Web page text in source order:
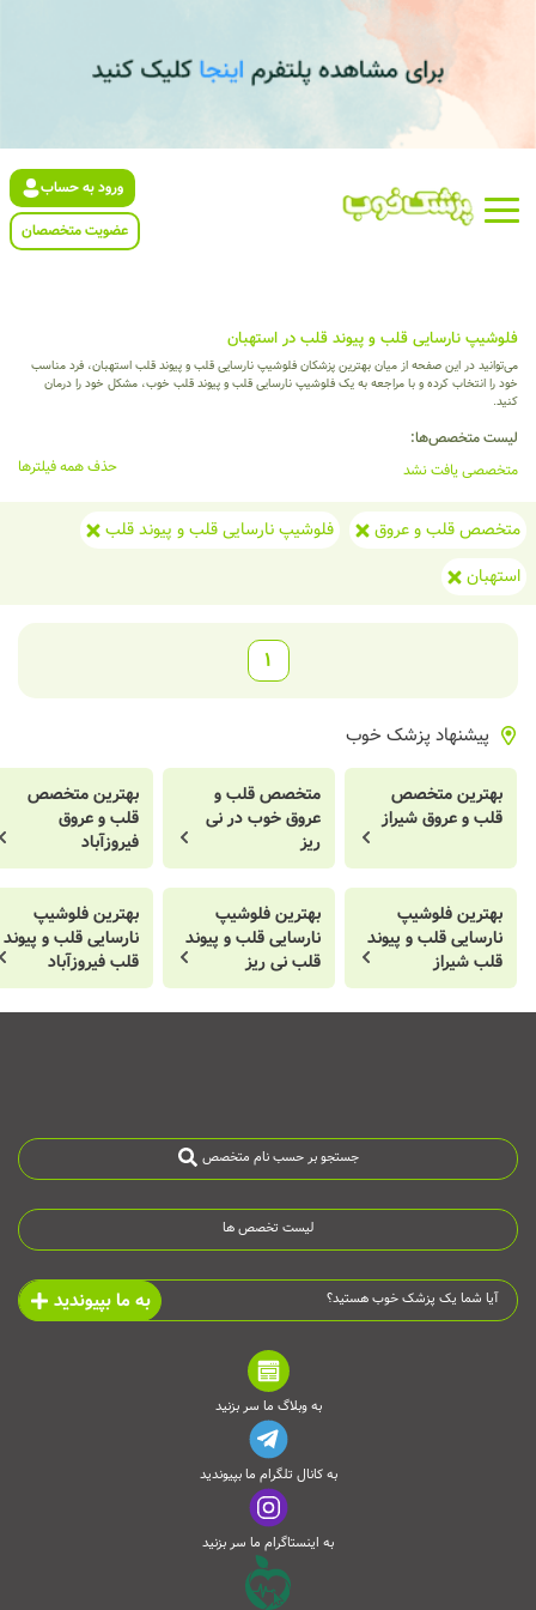
ورود به حساب
عضویت متخصصان
فلوشیپ نارسایی قلب و پیوند قلب در استهبان
می‌توانید در این صفحه از میان بهترین پزشکان فلوشیپ نارسایی قلب و پیوند قلب استهبان، فرد مناسب
خود را انتخاب کرده و با مراجعه به یک فلوشیپ نارسایی قلب و پیوند قلب خوب، مشکل خود را درمان
کنید.
لیست متخصص‌ها:
متخصصی یافت نشد
حذف همه فیلترها
متخصص قلب و عروق
فلوشیپ نارسایی قلب و پیوند قلب
استهبان
1
پیشنهاد پزشک خوب
بهترین متخصص
قلب و عروق شیراز
متخصص قلب و
عروق خوب در نی
ریز
بهترین متخصص
قلب و عروق
فیروزآباد
بهترین فلوشیپ
نارسایی قلب و پیوند
قلب شیراز
بهترین فلوشیپ
نارسایی قلب و پیوند
قلب نی ریز
بهترین فلوشیپ
نارسایی قلب و پیوند
قلب فیروزآباد
جستجو بر حسب نام متخصص
لیست تخصص ها
آیا شما یک پزشک خوب هستید؟ به ما بپیوندید
به وبلاگ ما سر بزنید
به کانال تلگرام ما بپیوندید
به اینستاگرام ما سر بزنید